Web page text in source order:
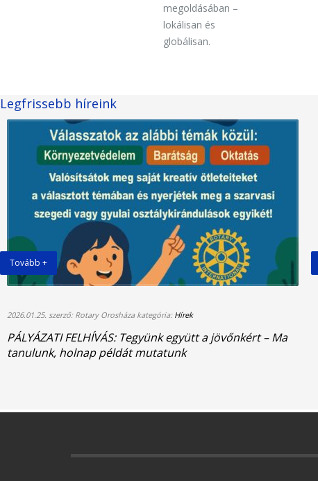
megoldásában –
lokálisan és
globálisan.
Legfrissebb híreink
Tovább +
2026.01.25. szerző: Rotary Orosháza kategória: Hírek
PÁLYÁZATI FELHÍVÁS: Tegyünk együtt a jövőnkért – Ma
tanulunk, holnap példát mutatunk